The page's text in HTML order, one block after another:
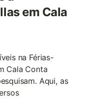
em Cala
na Férias-
Cala Conta
Aqui, as